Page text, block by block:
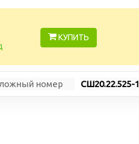
КУПИТЬ
номер СШ20.22.525-1